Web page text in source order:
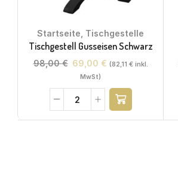
Startseite Tischgestelle
Tischgestell Gusseisen Schwarz
98,00€ 69,00 € (82,11 €inkl.
MwSt)